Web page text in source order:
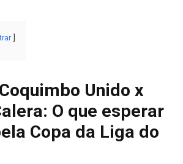
Unido x
O que esperar
Copa da Liga do